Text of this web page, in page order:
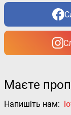
Маєте
Напишіть нам: